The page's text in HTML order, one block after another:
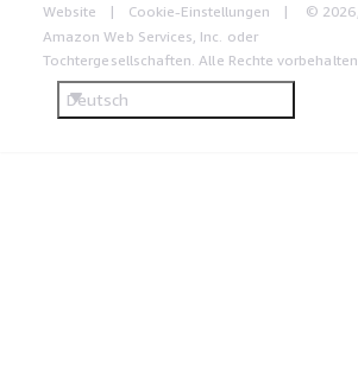
Website
Cookie-Einstellungen
© 2026,
Amazon Web Services, Inc. oder
Tochtergesellschaften. Alle Rechte vorbehalten.
Deutsch